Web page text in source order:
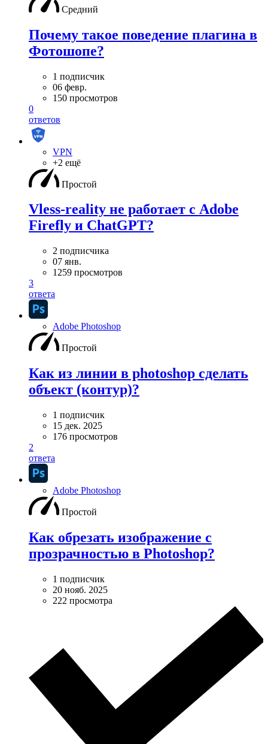
Средний
Почему такое поведение плагина в
Фотошопе?
1 подписчик
06 февр.
150 просмотров
0
ответов
VPN
+2 ещё
Простой
Vless-reality не работает с Adobe
Firefly и ChatGPT?
2 подписчика
07 янв.
1259 просмотров
3
ответа
Adobe Photoshop
Простой
Как из линии в photoshop сделать
объект (контур)?
1 подписчик
15 дек. 2025
176 просмотров
2
ответа
Adobe Photoshop
Простой
Как обрезать изображение с
прозрачностью в Photoshop?
1 подписчик
20 нояб. 2025
222 просмотра